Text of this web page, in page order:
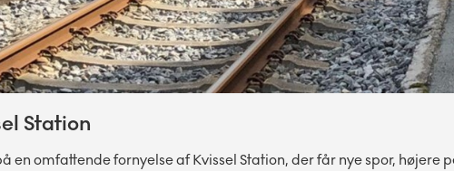
Station
en omfattende fornyelse af Kvissel Station, der får nye spor,